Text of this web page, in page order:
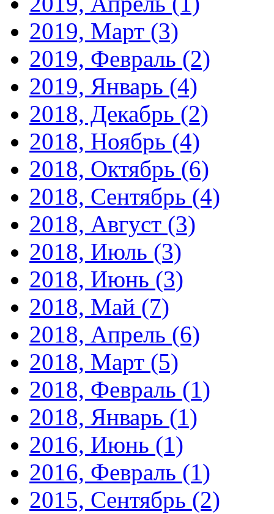
2019, Март (3)
2019, Февраль (2)
2019, Январь (4)
2018, Декабрь (2)
2018, Ноябрь (4)
2018, Октябрь (6)
2018, Сентябрь (4)
2018, Август (3)
2018, Июль (3)
2018, Июнь (3)
2018, Май (7)
2018, Апрель (6)
2018, Март (5)
2018, Февраль (1)
2018, Январь (1)
2016, Июнь (1)
2016, Февраль (1)
2015, Сентябрь (2)